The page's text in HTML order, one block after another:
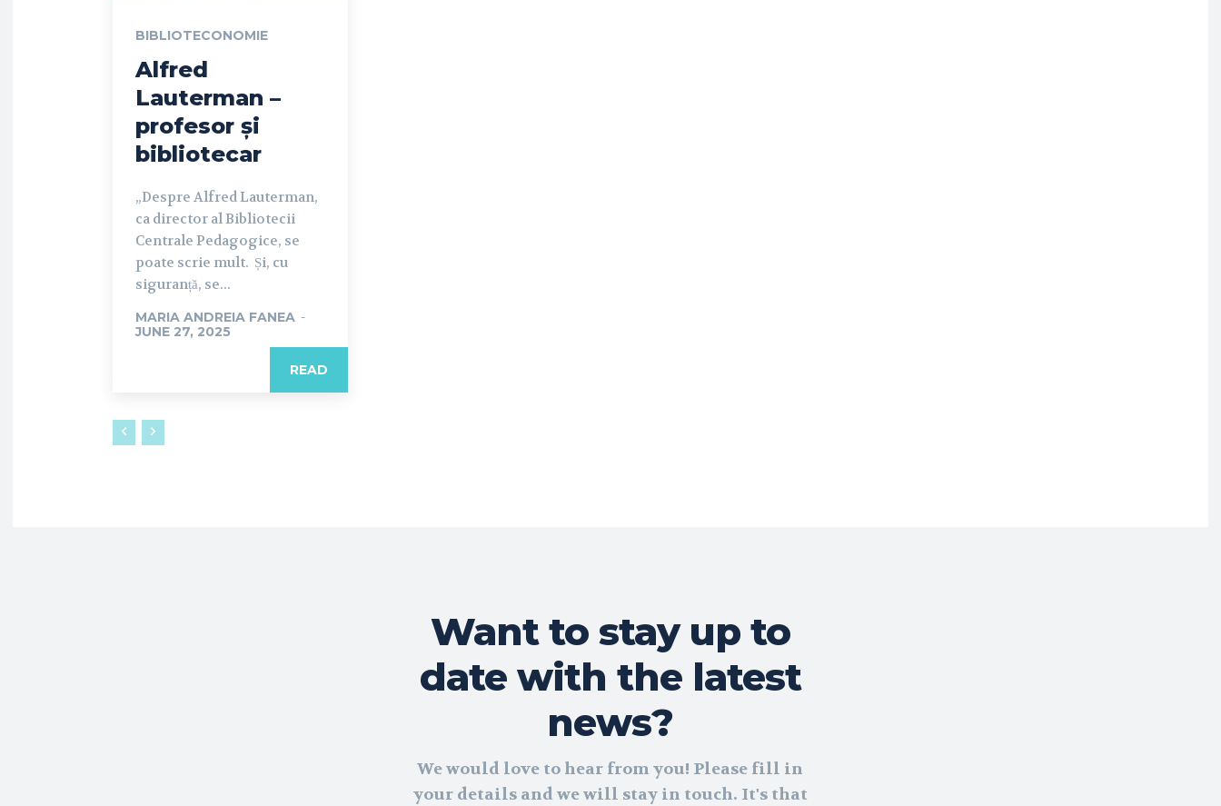
BIBLIOTECONOMIE
Alfred
Lauterman –
profesor și
bibliotecar
„Despre Alfred Lauterman,
ca director al Bibliotecii
Centrale Pedagogice, se
poate scrie mult. Și, cu
siguranță, se...
MARIA ANDREIA FANEA -
JUNE 27, 2025
READ
Want to stay up to
date with the latest
news?
We would love to hear from you! Please fill in
your details and we will stay in touch. It's that